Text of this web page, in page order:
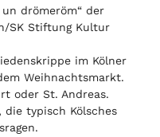
un drömeröm“ der
SK Stiftung Kultur
im Kölner
Weihnachtsmarkt.
oder St. Andreas.
typisch Kölsches